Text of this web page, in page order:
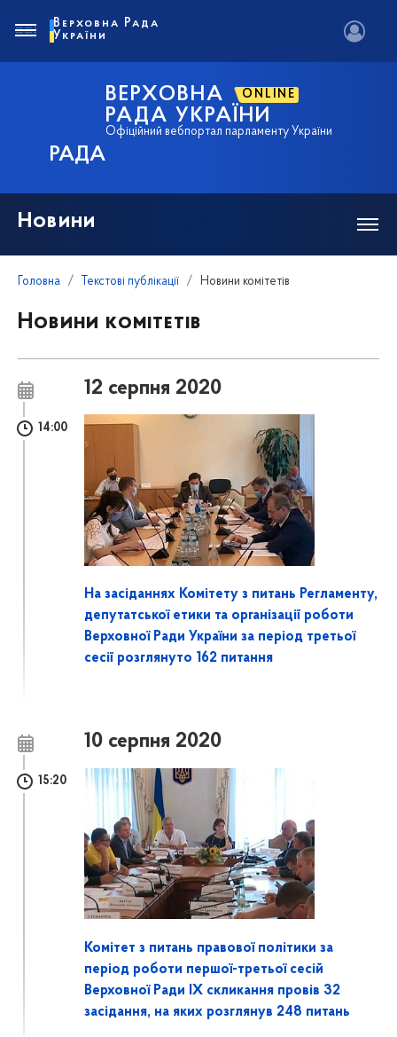
РАДА
ВЕРХОВНА ONLINE
РАДА УКРАЇНИ
Офіційний вебпортал парламенту України
Верховна Рада
України
Новини
Головна Текстові публікації Новини комітетів
Новини комітетів
12 серпня 2020
14:00
На засіданнях Комітету з питань Регламенту,
депутатської етики та організації роботи
Верховної Ради України за період третьої
сесії розглянуто 162 питання
10 серпня 2020
15:20
Комітет з питань правової політики за
період роботи першої-третьої сесій
Верховної Ради IX скликання провів 32
засідання, на яких розглянув 248 питань